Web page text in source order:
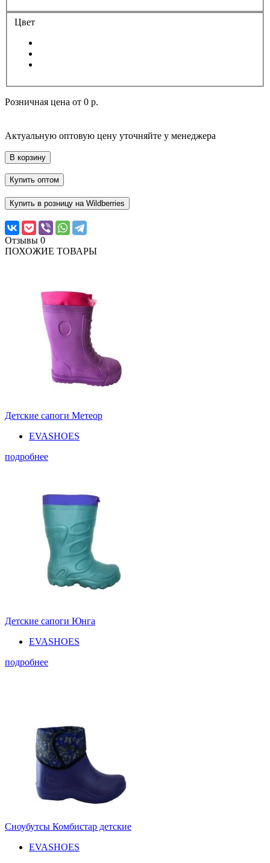
Цвет
Розничная цена от 0 р.
Актуальную оптовую цену уточняйте у менеджера
В корзину
Купить оптом
Купить в розницу на Wildberries
Отзывы 0
ПОХОЖИЕ ТОВАРЫ
Детские сапоги Метеор
EVASHOES
подробнее
Детские сапоги Юнга
EVASHOES
подробнее
Сноубутсы Комбистар детские
EVASHOES